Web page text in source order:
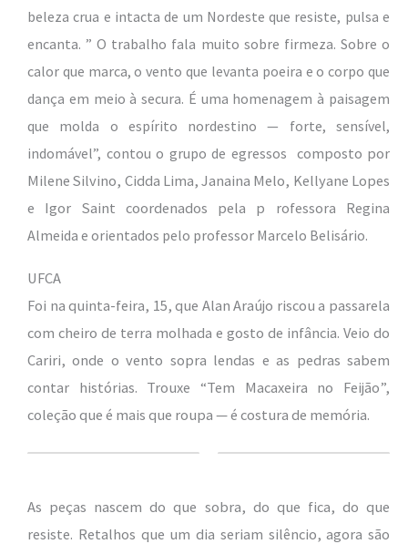
beleza crua e intacta de um Nordeste que resiste, pulsa e
encanta. ”O trabalho fala muito sobre firmeza. Sobre o
calor que marca, o vento que levanta poeira e o corpo que
dança em meio à secura. É uma homenagem à paisagem
que molda o espírito nordestino — forte, sensível,
indomável”, contou o grupo de egressos composto por
Milene Silvino, Cidda Lima, Janaina Melo, Kellyane Lopes
e Igor Saint coordenados pela p rofessora Regina
Almeida e orientados pelo professor Marcelo Belisário.
UFCA
Foi na quinta-feira, 15, que Alan Araújo riscou a passarela
com cheiro de terra molhada e gosto de infância. Veio do
Cariri, onde o vento sopra lendas e as pedras sabem
contar histórias. Trouxe “Tem Macaxeira no Feijão”,
coleção que é mais que roupa — é costura de memória.
As peças nascem do que sobra, do que fica, do que
resiste. Retalhos que um dia seriam silêncio, agora são